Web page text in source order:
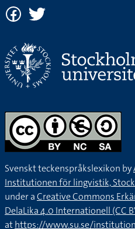
Svenskt teckenspråkslexikon by
Institutionen för lingvistik,
under aCreative Commons
DelaLika 4.0 Internationell (CC
athttps://www.su.se/